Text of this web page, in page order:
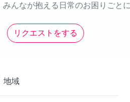
みんなが抱える日常のお困りごと
リクエストをする
地域